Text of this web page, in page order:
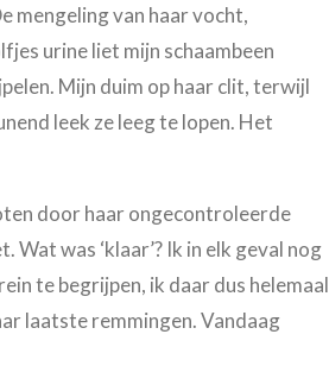
mengeling van haar vocht,
urine liet mijn schaambeen
Mijn duim op haar clit, terwijl
leek ze leeg te lopen. Het
door haar ongecontroleerde
Wat was ‘klaar’? Ik in elk geval nog
te begrijpen, ik daar dus helemaal
laatste remmingen. Vandaag